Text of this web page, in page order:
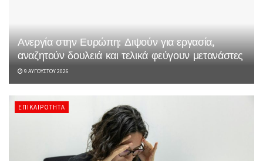
Ανεργία στην Ευρώπη: Διψούν για εργασία,
αναζητούν δουλειά και τελικά φεύγουν μετανάστες
9 ΑΥΓΟΎΣΤΟΥ 2026
ΕΠΙΚΑΙΡΌΤΗΤΑ